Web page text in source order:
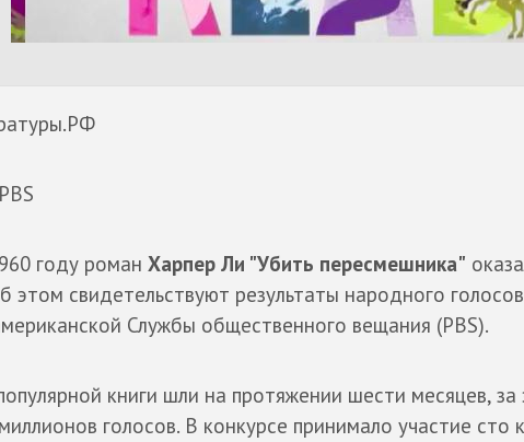
году роман Харпер Ли "Убить пересмешника"
этом свидетельствуют результаты народного
Службы общественного вещания (PBS).
книги шли на протяжении шести месяцев,
голосов. В конкурсе принимало участие сто